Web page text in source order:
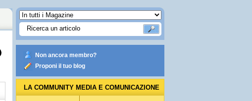
Non ancora membro?
Proponi il tuo blog
LA COMMUNITY MEDIA E COMUNICAZIONE